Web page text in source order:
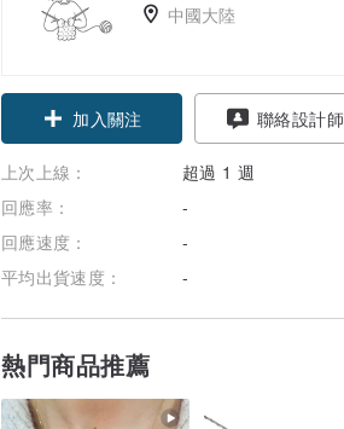
中國大陸
加入關注 聯絡設計師
上次上線：
超過 1 週
回應率：
-
回應速度：
-
平均出貨速度：
-
熱門商品推薦